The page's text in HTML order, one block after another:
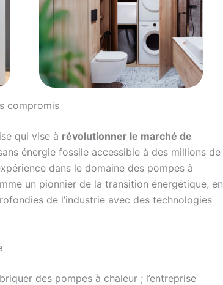
compromis
qui vise à révolutionner le marché de
énergie fossile accessible à des millions de
dans le domaine des pompes à
un pionnier de la transition énergétique, en
de l’industrie avec des technologies
des pompes à chaleur ; l’entreprise